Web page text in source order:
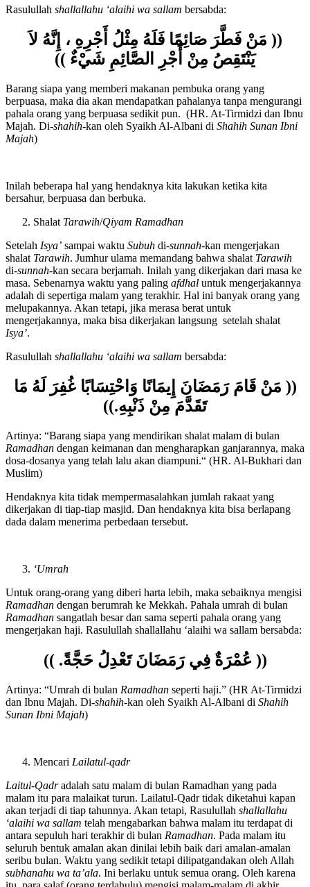
bersabda:
(( مَنْ فَطَّرَ صَائِمًا فَلَهُ مِثْلُ أَجْرِهِ ، إِنَّهُ لاَ
يَنْتَقِصُ مِنْ أَجْرِ الصَّائِمِ شَيْءٌ ))
Barang siapa yang memberi makanan pembuka orang yang
berpuasa, maka dia akan mendapatkan pahalanya tanpa mengurangi
pahala orang yang berpuasa sedikit pun. (HR. At-Tirmidzi dan Ibnu
Majah. Di-
Inilah beberapa hal yang hendaknya kita lakukan ketika kita
SetelahIsya’sampai waktuSubuhdi-sunnah-kan mengerjakan
shalatTarawih . Jumhur ulama memandang bahwa shalatTarawih
di-sunnah-kan secara berjamah. Inilah yang dikerjakan dari masa ke
masa. Sebenarnya waktu yang palingafdhal untuk mengerjakannya
adalah di sepertiga malam yang terakhir. Hal ini banyak orang yang
melupakannya. Akan tetapi, jika merasa berat untuk
mengerjakannya, maka bisa dikerjakan langsung setelah shalat
(( مَنْ قَامَ رَمَضَانَ إِيمَانًا وَاحْتِسَابًا غُفِرَ لَهُ مَا
تَقَدَّمَ مِنْ ذَنْبِهِ.))
Artinya: “Barang siapa yang mendirikan shalat malam di bulan
Ramadhandengan keimanan dan mengharapkan ganjarannya, maka
dosa-dosanya yang telah lalu akan diampuni.“ (HR. Al-Bukhari dan
Hendaknya kita tidak mempermasalahkan jumlah rakaat yang
dikerjakan di tiap-tiap masjid. Dan hendaknya kita bisa berlapang
Untuk orang-orang yang diberi harta lebih, maka sebaiknya mengisi
Ramadhan dengan berumrah ke Mekkah. Pahala umrah di bulan
Ramadhansangatlah besar dan sama seperti pahala orang yang
(( عُمْرَةٌ فِي رَمَضَانَ تَعْدِلُ حَجَّةً. ))
Artinya: “Umrah di bulanRamadhanseperti haji.” (HR At-Tirmidzi
dan Ibnu Majah. Di-
Laitul-Qadradalah satu malam di bulan Ramadhan yang pada
malam itu para malaikat turun. Lailatul-Qadr tidak diketahui kapan
akan terjadi di tiap tahunnya. Akan tetapi, Rasulullahshallallahu
‘alaihi wa sallamtelah mengabarkan bahwa malam itu terdapat di
antara sepuluh hari terakhir di bulanRamadhan. Pada malam itu
seluruh bentuk amalan akan dinilai lebih baik dari amalan-amalan
seribu bulan. Waktu yang sedikit tetapi dilipatgandakan oleh Allah